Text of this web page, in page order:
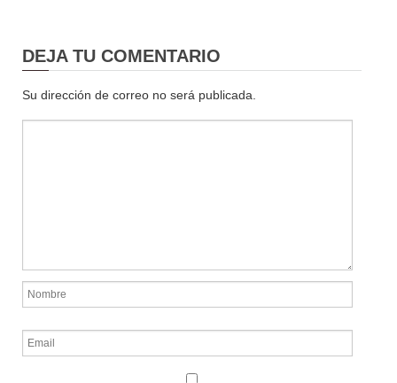
DEJA TU COMENTARIO
Su dirección de correo no será publicada.